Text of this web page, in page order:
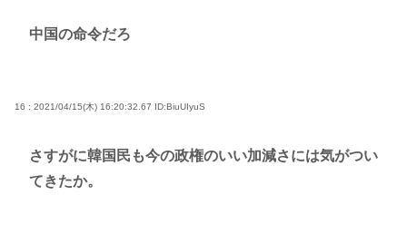
中国の命令だろ
16 : 2021/04/15(木) 16:20:32.67 ID:BiuUIyuS
さすがに韓国民も今の政権のいい加減さには気がつい
てきたか。